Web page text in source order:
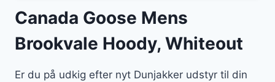
Canada Goose Mens
Brookvale Hoody, Whiteout
Er du på udkig efter nyt Dunjakker udstyr til din